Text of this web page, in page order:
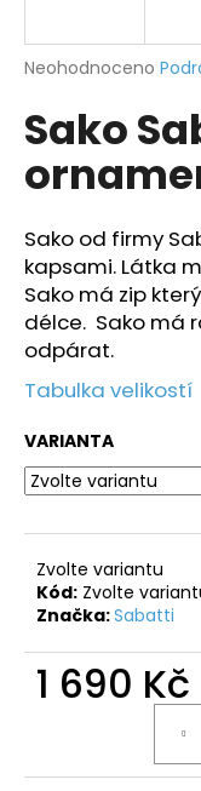
Průměrné
produktu
je
z
hvězdiček.
Neohodnoceno
Sako
Sako od firmy
kapsami. Látka
Sako má zip
délce. Sako má
odpárat.
Tabulka velikostí
VARIANTA
Zvolte variantu
Kód: Zvolte
Značka:Sabatti
1 690 Kč
j
t
?
D
p
o
r
u
e
m
e